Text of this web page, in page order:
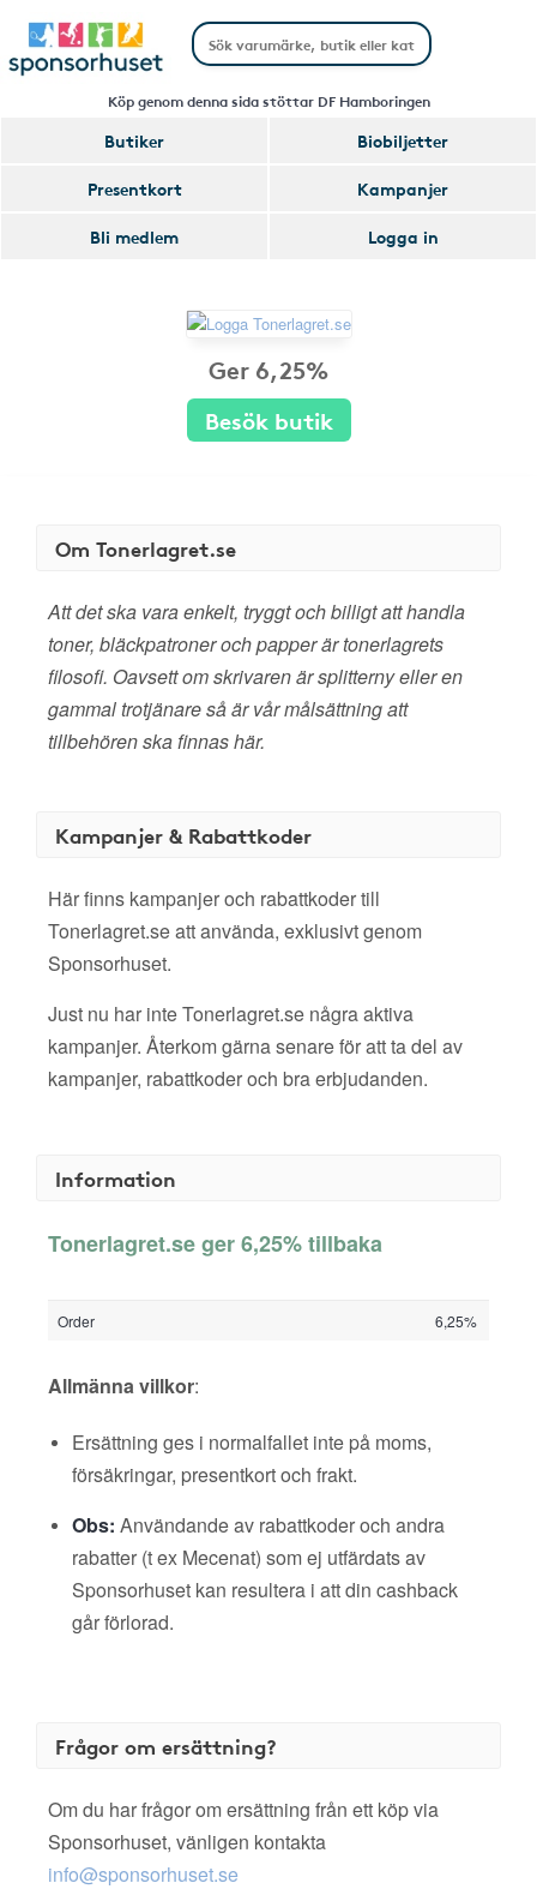
Köp genom denna sida stöttar DF Hamboringen
Butiker
Biobiljetter
Presentkort
Kampanjer
Bli medlem
Logga in
Ger 6,25%
Besök butik
Om Tonerlagret.se
Att det ska vara enkelt, tryggt och billigt att handla
toner, bläckpatroner och papper är tonerlagrets
filosofi. Oavsett om skrivaren är splitterny eller en
gammal trotjänare så är vår målsättning att
tillbehören ska finnas här.
Kampanjer & Rabattkoder
Här finns kampanjer och rabattkoder till
Tonerlagret.se att använda, exklusivt genom
Sponsorhuset.
Just nu har inte Tonerlagret.se några aktiva
kampanjer. Återkom gärna senare för att ta del av
kampanjer, rabattkoder och bra erbjudanden.
Information
Tonerlagret.se ger 6,25% tillbaka
Order 6,25%
Allmänna villkor:
Ersättning ges i normalfallet inte på moms,
försäkringar, presentkort och frakt.
Obs: Användande av rabattkoder och andra
rabatter (t ex Mecenat) som ej utfärdats av
Sponsorhuset kan resultera i att din cashback
går förlorad.
Frågor om ersättning?
Om du har frågor om ersättning från ett köp via
Sponsorhuset, vänligen kontakta
info@sponsorhuset.se